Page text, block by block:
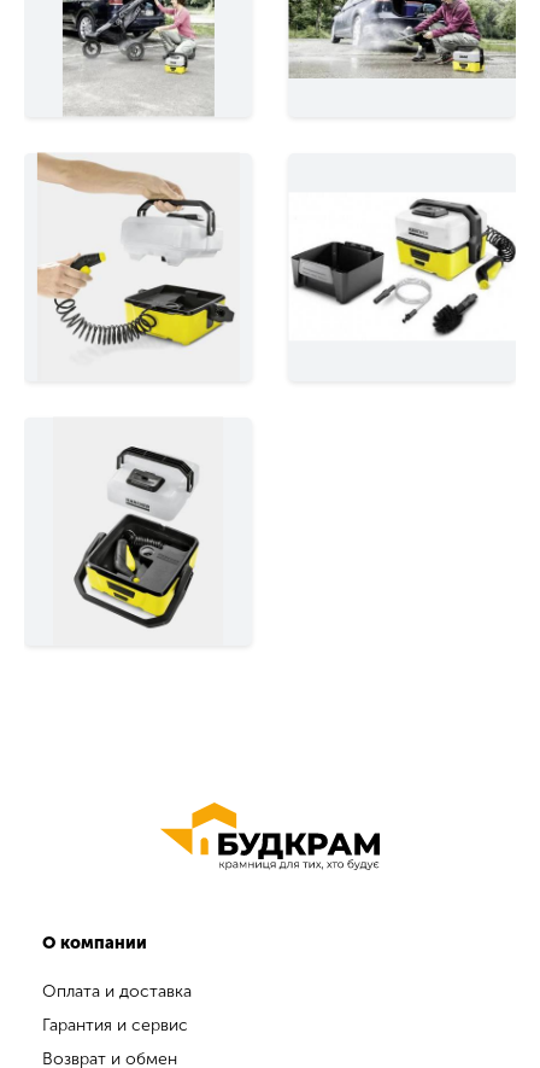
О компании
Оплата и доставка
Гарантия и сервис
Возврат и обмен